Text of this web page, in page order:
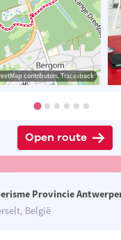
contributors, Tracestrack
Open route
Provincie
België